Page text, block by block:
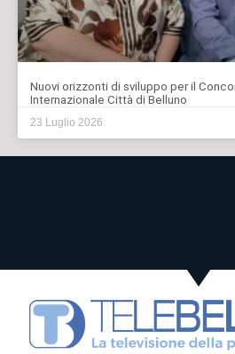
Nuovi orizzonti di sviluppo per il
Internazionale Città di Belluno
23 Luglio 2026